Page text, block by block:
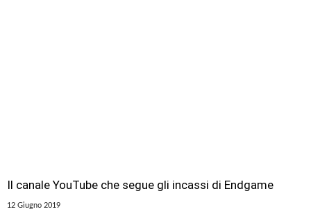
Il canale YouTube che segue gli incassi di Endgame
12 Giugno 2019